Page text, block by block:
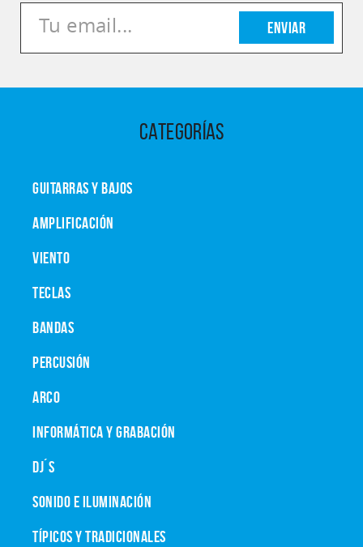
Enviar
CATEGORÍAS
GUITARRAS Y BAJOS
AMPLIFICACIÓN
VIENTO
TECLAS
BANDAS
PERCUSIÓN
ARCO
INFORMÁTICA Y GRABACIÓN
DJ´S
SONIDO E ILUMINACIÓN
TÍPICOS Y TRADICIONALES